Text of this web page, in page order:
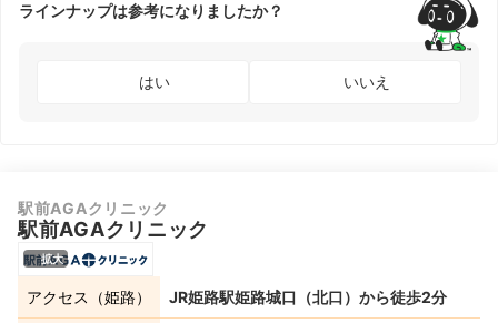
ラインナップは参考になりましたか？
はい いいえ
駅前AGAクリニック
駅前AGAクリニック
拡大
アクセス（姫路） JR姫路駅姫路城口（北口）から徒歩2分